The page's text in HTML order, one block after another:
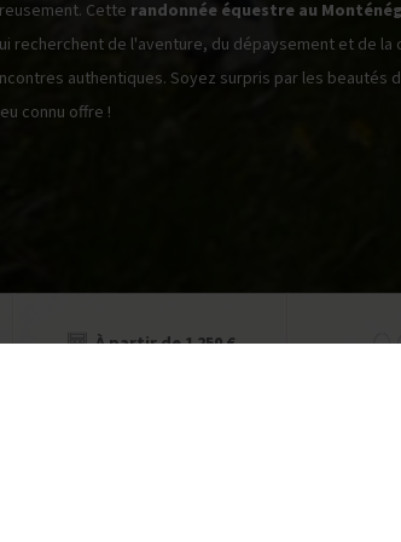
Cette randonnée équestre au
recherchent de l'aventure, du dépaysement et de la
authentiques. Soyez surpris par les beautés
connu offre !
À partir de 1 250 €